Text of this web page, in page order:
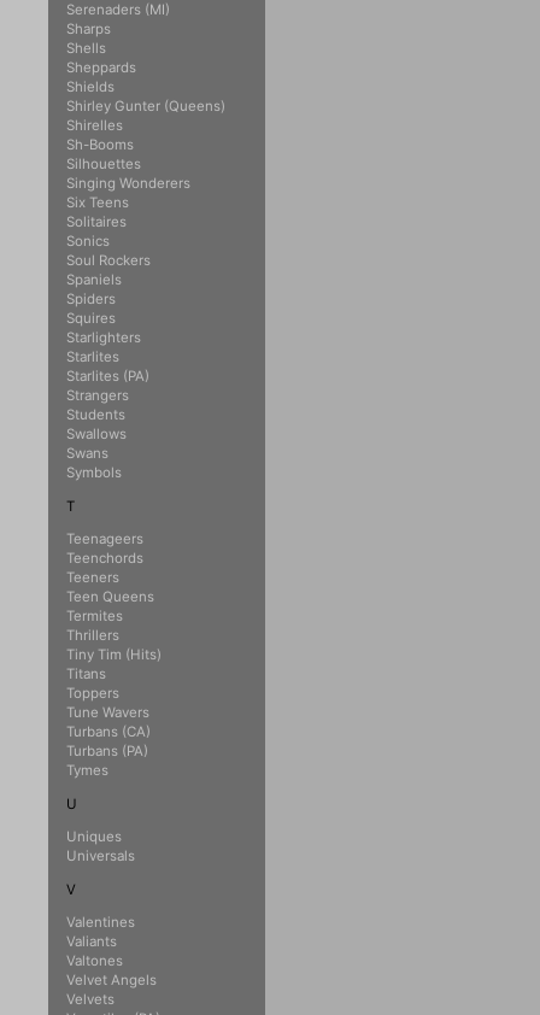
Serenaders (MI)
Sharps
Shells
Sheppards
Shields
Shirley Gunter (Queens)
Shirelles
Sh-Booms
Silhouettes
Singing Wonderers
Six Teens
Solitaires
Sonics
Soul Rockers
Spaniels
Spiders
Squires
Starlighters
Starlites
Starlites (PA)
Strangers
Students
Swallows
Swans
Symbols
T
Teenageers
Teenchords
Teeners
Teen Queens
Termites
Thrillers
Tiny Tim (Hits)
Titans
Toppers
Tune Wavers
Turbans (CA)
Turbans (PA)
Tymes
U
Uniques
Universals
V
Valentines
Valiants
Valtones
Velvet Angels
Velvets